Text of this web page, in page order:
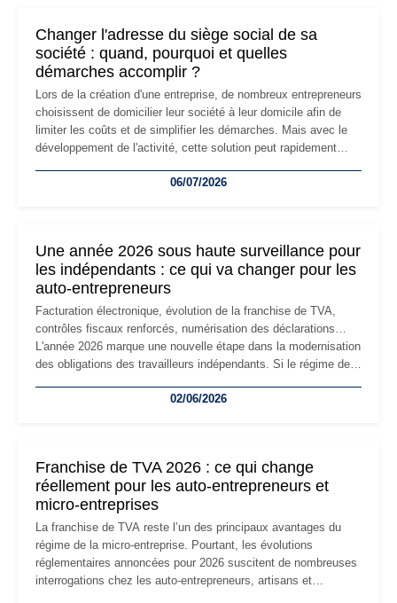
Changer l'adresse du siège social de sa
société : quand, pourquoi et quelles
démarches accomplir ?
Lors de la création d'une entreprise, de nombreux entrepreneurs
choisissent de domicilier leur société à leur domicile afin de
limiter les coûts et de simplifier les démarches. Mais avec le
développement de l'activité, cette solution peut rapidement
professionnels, recrutement, image de marque… Le
06/07/2026
Une année 2026 sous haute surveillance pour
les indépendants : ce qui va changer pour les
auto-entrepreneurs
Facturation électronique, évolution de la franchise de TVA,
contrôles fiscaux renforcés, numérisation des déclarations…
L'année 2026 marque une nouvelle étape dans la modernisation
des obligations des travailleurs indépendants. Si le régime de
les auto-entrepreneurs devront s'adapter à un environnement
02/06/2026
Franchise de TVA 2026 : ce qui change
réellement pour les auto-entrepreneurs et
micro-entreprises
La franchise de TVA reste l’un des principaux avantages du
régime de la micro-entreprise. Pourtant, les évolutions
réglementaires annoncées pour 2026 suscitent de nombreuses
interrogations chez les auto-entrepreneurs, artisans et